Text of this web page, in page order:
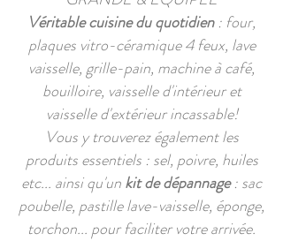
Véritable cuisine du quotidien: four,
plaques vitro-céramique 4 feux, lave
vaisselle, grille-pain, machine à café,
bouilloire, vaisselle d'intérieur et
vaisselle d'extérieur incassable!
Vous y trouverez également les
produits essentiels : sel, poivre, huiles
etc... ainsi qu'unkit de dépannage: sac
poubelle, pastille lave-vaisselle, éponge,
torchon... pour faciliter votre arrivée.